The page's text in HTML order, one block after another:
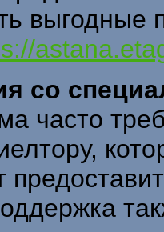
выгодные
со
часто